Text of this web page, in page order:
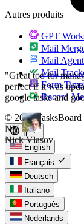
Autres produits
GPT
Mail
Mail Agent
Mail
Form
Record
© 2026 TasksBoard
language fr expand_more
English
Français check
Deutsch
Italiano
Português
Nederlands